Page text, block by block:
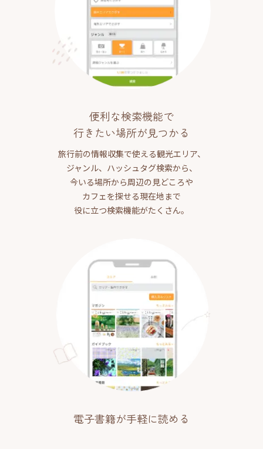
便利な検索機能で
行きたい場所が見つかる
旅行前の情報収集で使える観光エリア、
ジャンル、ハッシュタグ検索から、
今いる場所から周辺の見どころや
カフェを探せる現在地まで
役に立つ検索機能がたくさん。
電子書籍が手軽に読める